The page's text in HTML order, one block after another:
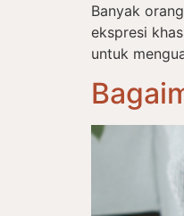
Banyak
ekspresi
untuk